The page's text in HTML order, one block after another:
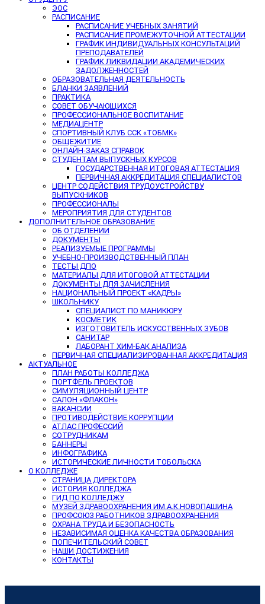
ЭОС
РАСПИСАНИЕ
РАСПИСАНИЕ УЧЕБНЫХ ЗАНЯТИЙ
РАСПИСАНИЕ ПРОМЕЖУТОЧНОЙ АТТЕСТАЦИИ
ГРАФИК ИНДИВИДУАЛЬНЫХ КОНСУЛЬТАЦИЙ
ПРЕПОДАВАТЕЛЕЙ
ГРАФИК ЛИКВИДАЦИИ АКАДЕМИЧЕСКИХ
ЗАДОЛЖЕННОСТЕЙ
ОБРАЗОВАТЕЛЬНАЯ ДЕЯТЕЛЬНОСТЬ
БЛАНКИ ЗАЯВЛЕНИЙ
ПРАКТИКА
СОВЕТ ОБУЧАЮЩИХСЯ
ПРОФЕССИОНАЛЬНОЕ ВОСПИТАНИЕ
МЕДИАЦЕНТР
СПОРТИВНЫЙ КЛУБ ССК «ТОБМК»
ОБЩЕЖИТИЕ
ОНЛАЙН-ЗАКАЗ СПРАВОК
СТУДЕНТАМ ВЫПУСКНЫХ КУРСОВ
ГОСУДАРСТВЕННАЯ ИТОГОВАЯ АТТЕСТАЦИЯ
ПЕРВИЧНАЯ АККРЕДИТАЦИЯ СПЕЦИАЛИСТОВ
ЦЕНТР СОДЕЙСТВИЯ ТРУДОУСТРОЙСТВУ
ВЫПУСКНИКОВ
ПРОФЕССИОНАЛЫ
МЕРОПРИЯТИЯ ДЛЯ СТУДЕНТОВ
ДОПОЛНИТЕЛЬНОЕ ОБРАЗОВАНИЕ
ОБ ОТДЕЛЕНИИ
ДОКУМЕНТЫ
РЕАЛИЗУЕМЫЕ ПРОГРАММЫ
УЧЕБНО-ПРОИЗВОДСТВЕННЫЙ ПЛАН
ТЕСТЫ ДПО
МАТЕРИАЛЫ ДЛЯ ИТОГОВОЙ АТТЕСТАЦИИ
ДОКУМЕНТЫ ДЛЯ ЗАЧИСЛЕНИЯ
НАЦИОНАЛЬНЫЙ ПРОЕКТ «КАДРЫ»
ШКОЛЬНИКУ
СПЕЦИАЛИСТ ПО МАНИКЮРУ
КОСМЕТИК
ИЗГОТОВИТЕЛЬ ИСКУССТВЕННЫХ ЗУБОВ
САНИТАР
ЛАБОРАНТ ХИМ-БАК АНАЛИЗА
ПЕРВИЧНАЯ СПЕЦИАЛИЗИРОВАННАЯ АККРЕДИТАЦИЯ
АКТУАЛЬНОЕ
ПЛАН РАБОТЫ КОЛЛЕДЖА
ПОРТФЕЛЬ ПРОЕКТОВ
СИМУЛЯЦИОННЫЙ ЦЕНТР
САЛОН «ФЛАКОН»
ВАКАНСИИ
ПРОТИВОДЕЙСТВИЕ КОРРУПЦИИ
АТЛАС ПРОФЕССИЙ
СОТРУДНИКАМ
БАННЕРЫ
ИНФОГРАФИКА
ИСТОРИЧЕСКИЕ ЛИЧНОСТИ ТОБОЛЬСКА
О КОЛЛЕДЖЕ
СТРАНИЦА ДИРЕКТОРА
ИСТОРИЯ КОЛЛЕДЖА
ГИД ПО КОЛЛЕДЖУ
МУЗЕЙ ЗДРАВООХРАНЕНИЯ ИМ.А.К.НОВОПАШИНА
ПРОФСОЮЗ РАБОТНИКОВ ЗДРАВООХРАНЕНИЯ
ОХРАНА ТРУДА И БЕЗОПАСНОСТЬ
НЕЗАВИСИМАЯ ОЦЕНКА КАЧЕСТВА ОБРАЗОВАНИЯ
ПОПЕЧИТЕЛЬСКИЙ СОВЕТ
НАШИ ДОСТИЖЕНИЯ
КОНТАКТЫ